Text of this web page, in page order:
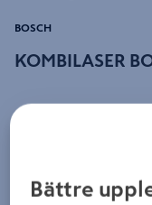
KOMBILASER
BOSCH
Bättre